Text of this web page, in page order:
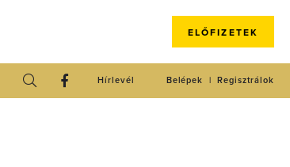
ELŐFIZETEK
Regisztrálok
Belépek
Hírlevél